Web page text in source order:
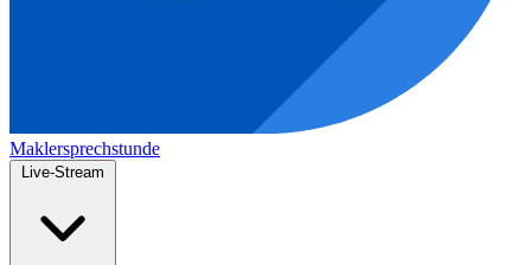
Maklersprechstunde
Live-Stream